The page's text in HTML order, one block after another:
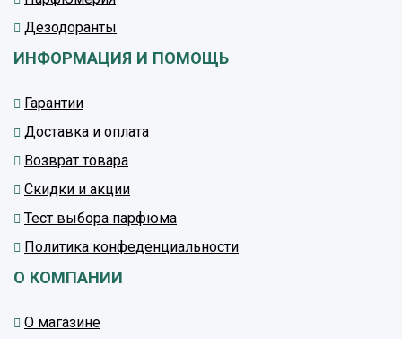
Дезодоранты
ИНФОРМАЦИЯ И ПОМОЩЬ
Гарантии
Доставка и оплата
Возврат товара
Скидки и акции
Тест выбора парфюма
Политика конфеденциальности
О КОМПАНИИ
О магазине